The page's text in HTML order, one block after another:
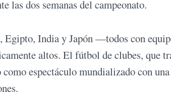
las dos semanas del campeonato.
Egipto, India y Japón —todos con
altos. El fútbol de clubes, que
espectáculo mundializado con